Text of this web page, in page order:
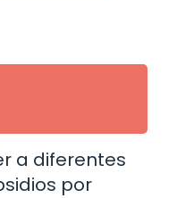
a diferentes
por